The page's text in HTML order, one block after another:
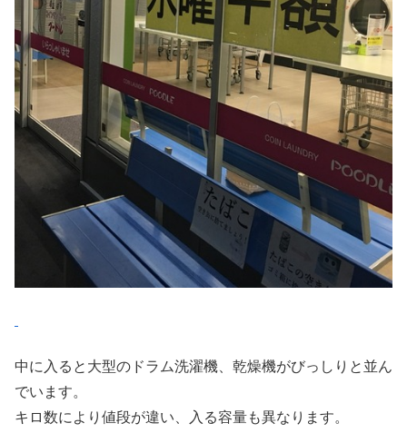
中に入ると大型のドラム洗濯機、乾燥機がびっしりと並ん
でいます。
キロ数により値段が違い、入る容量も異なります。